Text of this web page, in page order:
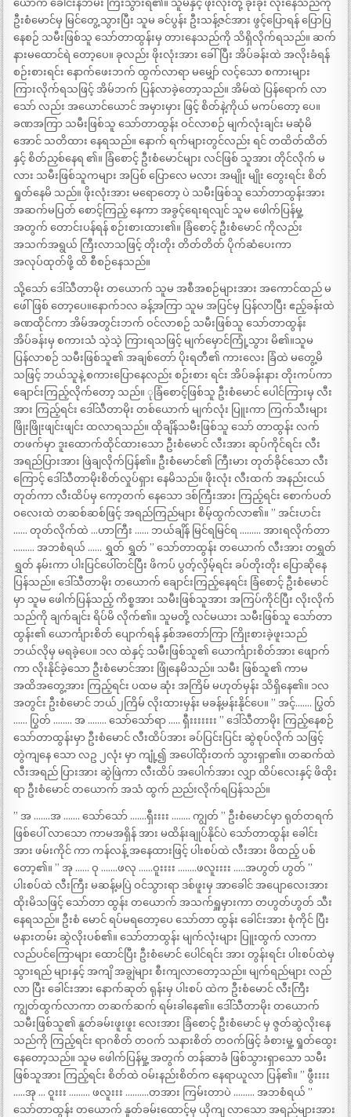
ယောက် ခေါင်းနဘမ်း ကြီးသွားရ၏။ သူမနှင့် ဖိုးလုံးတို့ ခိုးခိုး လိုးနေသည်ကို
ဦးစံမောင်မှ မြင်တွေ့သွားပြီး သူမ ခင်ပွန်း ဦးသန့်ဇင်အား ဖွင့်ပြောရန် ပြောပြ
နေစဉ် သမီးဖြစ်သူ သော်တာထွန်းမှ တားနေသည်ကို သိရှိလိုက်ရသည်။ ဆက်
နားမထောင်ရဲ တော့ပေ။ ခုလည်း ဖိုးလုံးအား ခေါ်ပြီး အိပ်ခန်းထဲ အလိုးခံရန်
စဉ်းစားရင်း နောက်ဖေးဘက် ထွက်လာရာ မမျှော် လင့်သော စကားများ
ကြားလိုက်ရသဖြင့် အိမ်ဘက် ပြန်လာခဲ့တော့သည်။ အိမ်ထဲ ပြန်ရောက် လာ
သော် လည်း အယောင်ယောင် အမှားမှား ဖြင့် စိတ်နဲ့ကိုယ် မကပ်တော့ ပေ။
ခဏအကြာ သမီးဖြစ်သူ သော်တာထွန်း ဝင်လာစဉ် မျက်လုံးချင်း မဆုံမိ
အောင် သတိထား နေရသည်။ နောက် ရက်များတွင်လည်း ရင် တထိတ်ထိတ်
နှင့် စိတ်ညှစ်နေရ ၏။ ခြံစောင့် ဦးစံမောင်များ လင်ဖြစ် သူအား တိုင်လိုက် မ
လား သမီးဖြစ်သူကများ အပြစ် ပြောလေ မလား အမျိုး မျိုး တွေးရင်း စိတ်
ရှုတ်နေမိ သည်။ ဖိုးလုံးအား မရောတော့ ပဲ သမီးဖြစ်သူ သော်တာထွန်းအား
အဆက်မပြတ် စောင့်ကြည့် နေကာ အခွင့်ရေးရလျင် သူမ ဖေါက်ပြန်မှု့
အတွက် တောင်းပန်ရန် စဉ်းစားထား၏။ ခြံစောင့် ဦးစံမောင် ကိုလည်း
အသက်အရွယ် ကြီးလာသဖြင့် တိုးတိုး တိတ်တိတ် ပိုက်ဆံပေးကာ
အလုပ်ထုတ်ဖို့ ထိ စီစဉ်နေသည်။
သို့သော် ဒေါ်သီတာမိုး တယောက် သူမ အစီအစဉ်များအား အကောင်ထည် မ
ဖေါ်ဖြစ် တော့ပေ။နောက်၁လ ခန့်အကြာ သူမ အပြင်မှ ပြန်လာပြီး ဧည့်ခန်းထဲ
ခဏထိုင်ကာ အိမ်အတွင်းဘက် ဝင်လာစဉ် သမီးဖြစ်သူ သော်တာထွန်း
အိပ်ခန်းမှ စကားသံ သဲ့သဲ့ ကြားရသဖြင့် မျက်မှောင်ကြုံ့သွား မိ၏။သူမ
ပြန်လာစဉ် သမီးဖြစ်သူ၏ အချစ်တော် ပိုးရတီ၏ ကားလေး ခြံထဲ မတွေ့မိ
သဖြင့် ဘယ်သူနဲ့ စကားပြောနေလည်း စဉ်းစား ရင်း အိပ်ခန်းနား တိုးကပ်ကာ
ချောင်းကြည့်လိုက်တော့ သည်။ ုခြံစောင့်ဖြစ်သူ ဦးစံမောင် ပေါင်ကြားမှ လီး
အား ကြည့်ရင်း ဒေါ်သီတာမိုး တစ်ယောက် မျက်လုံး ပြူးကာ ကြက်သီးများ
ဖြိုးဖြိုးဖျင်းဖျင်း ထလာရသည်။ ထိုချိန်သမီးဖြစ်သူ သော် တာထွန်း လက်
တဖက်မှာ ဒူးထောက်ထိုင်ထားသော ဦးစံမောင် လီးအား ဆုပ်ကိုင်ရင်း လီး
အရည်ပြားအား ဖြဲချလိုက်ပြန်၏။ ဦးစံမောင်၏ ကြီးမား တုတ်ခိုင်သော လီး
ကြောင့် ဒေါ်သီတာမိုးစိတ်လှုပ်ရှား နေမိသည်။ ဖိုးလုံး လီးထက် အနည်းငယ်
တုတ်ကာ လီးထိပ်မှ ကော့တက် နေသော ဒစ်ကြီးအား ကြည့်ရင်း စောက်ပတ်
ဝလေးထဲ တဆစ်ဆစ်ဖြင့် အရည်ကြည်များ စိမ့်ထွက်လာ၏။ ” အင်းဟင်း
…… တုတ်လိုက်ထဲ …ဟာကြီး …… ဘယ်ချိန် မြင်ရမြင်ရ ……… အားရလိုက်တာ
……… အဘစံရယ် …… ရွှတ် ရွှတ် ” သော်တာထွန်း တယောက် လီးအား တရွှတ်
ရွှတ် နမ်းကာ ပါးပြင်ပေါ်တင်ပြီး ဖိကပ် ပွတ့်လှိမ့်ရင်း ခပ်တိုးတိုး ပြောဆိုနေ
ပြန်သည်။ ဒေါ်သီတာမိုး တယောက် ချောင်းကြည့်နေရင်း ခြံစောင့် ဦးစံမောင်
မှာ သူမ ဖေါက်ပြန်သည့် ကိစ္စအား သမီးဖြစ်သူအား အကြပ်ကိုင်ပြီး လိုးလိုက်
သည်ကို ချက်ချင်း ရိပ်မိ လိုက်၏။ သူမတို့ လင်မယား သမီးဖြစ်သူ သော်တာ
ထွန်း၏ ယောင်္ကျားစိတ် ပျောက်ရန် နှစ်အတော်ကြာ ကြိုးစားခဲ့ဖူးသည်
ဘယ်လိုမှ မရခဲ့ပေ။ ၁လ ထဲနှင့် သမီးဖြစ်သူ၏ ယောင်္ကျားစိတ်အား ဖျောက်
ကာ လိုးနိုင်ခဲ့သော ဦးစံမောင်အား ဖြုံနေမိသည်။ သမီး ဖြစ်သူ၏ ကာမ
အထိအတွေ့အား ကြည့်ရင်း ပထမ ဆုံး အကြိမ် မဟုတ်မှန်း သိရှိနေ၏။ ၁လ
အတွင်း ဦးစံမောင် ဘယ်၂ကြိမ် လိုးထားမှန်း မခန့်မန်းနိုင်ပေ။ ” အင့်……. ပြွတ်
…… ပြွတ် …….. အ …….. သော်သော်ရာ ….. ရှီးးးးးးး ” ဒေါ်သီတာမိုး ကြည့်နေစဉ်
သော်တာထွန်းမှာ ဦးစံမောင် လီးထိပ်အား ခပ်ပြင်းပြင်း ဆွဲစုပ်လိုက် သဖြင့်
တွဲကျနေ သော လဥ ၂လုံး မှာ ကျုံ့၍ အပေါ်ထိုးတက် သွားရှာ၏။ တဆက်ထဲ
လီးအရည် ပြားအား ဆွဲဖြဲကာ လီးထိပ် အပေါက်အား လျှာ ထိပ်လေးနှင့် ဖိထိုး
ရာ ဦးစံမောင် တယောက် အသံ ထွက် ညည်းလိုက်ရပြန်သည်။
” အ …….အ ……. သော်သော် …….ရှီးးးး …….. ကျွတ် ” ဦးစံမောင်မှာ ရုတ်တရက်
ဖြစ်ပေါ် လာသော ကာမအရှိန် အား မထိန်းချုပ်နိုင်ပဲ သော်တာထွန်း ခေါင်း
အား ဖမ်းကိုင် ကာ ကန်လန့် အနေထားဖြင့် ပါးစပ်ထဲ လီးအား ဖိထည့် ပစ်
တော့၏။ ” အု …… ဝု …….ဖလု ……ဝူးးးး ……..ဖလူးးးး …..အဟွတ် ဟွတ် ”
ပါးစပ်ထဲ လီးကြီး မဆန့်မပြဲ ဝင်သွားရာ ဒစ်ဖူးမှ အာခေါင် အပျောလေးအား
ထိုးမိသဖြင့် သော်တာ ထွန်း တယောက် အသက်ရှူမှားကာ တဟွတ်ဟွတ် သီး
နေရသည်။ ဦးစံ မောင် ရပ်မရတော့ပေ သော်တာ ထွန်း ခေါင်းအား စုံကိုင် ပြီး
မနားတမ်း ဆွဲလိုးပစ်၏။ သော်တာထွန်း မျက်လုံးများ ပြူးထွက် လာကာ
လည်ပင်ကြောများ ထောင်ပြီး ဦးစံမောင် ပေါင်ရင်း အား တွန်းရင်း ပါးစပ်ထဲမှ
သွားရည် များနှင့် အကျိ အချွဲများ စီးကျလာတော့သည်။ မျက်ရည်များ လည်
လာ ပြီး ခေါင်းအား နောက်ဆုတ် ရုန်းမှ ပါးစပ် ထဲက ဦးစံမောင် လီးကြီး
ကျွတ်ထွက်လာကာ တဆက်ဆက် ရမ်းခါနေ၏။ ဒေါ်သီတာမိုး တယောက်
သမီးဖြစ်သူ၏ နူတ်ခမ်းဖူးဖူး လေးအား ခြံစောင့် ဦးစံမောင် မှ ဇွတ်ဆွဲလိုးနေ
သည်ကို ကြည့်ရင်း ရာဂစိတ် တဝက် သနားစိတ် တဝက်ဖြင့် ခံစားမှု့ ရှုတ်ထွေး
နေတော့သည်။ သူမ ဖေါက်ပြန်မှု့ အတွက် တန်ဆာခံ ဖြစ်သွားရှာသော သမီး
ဖြစ်သူအား ကြည့်ရင်း စိတ်ထဲ ဝမ်းနည်းစိတ်က နေရာယူလာ ပြန်၏။ ” ဖွီးးးး
…..အု … ဝူးးး ……… ဖလူးးး ……….တအား ကြမ်းတာပဲ ……… အဘစံရယ် ”
သော်တာထွန်း တယောက် နူတ်ခမ်းထောင့်မှ ယိုကျ လာသော အရည်များအား